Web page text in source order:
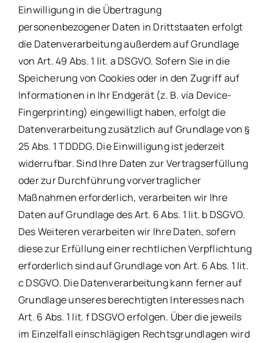
Einwilligung in die Übertragung
personenbezogener Daten in Drittstaaten erfolgt
die Datenverarbeitung außerdem auf Grundlage
von Art. 49 Abs. 1 lit. a DSGVO. Sofern Sie in die
Speicherung von Cookies oder in den Zugriff auf
Informationen in Ihr Endgerät (z. B. via Device-
Fingerprinting) eingewilligt haben, erfolgt die
Datenverarbeitung zusätzlich auf Grundlage von §
25 Abs. 1 TDDDG. Die Einwilligung ist jederzeit
widerrufbar. Sind Ihre Daten zur Vertragserfüllung
oder zur Durchführung vorvertraglicher
Maßnahmen erforderlich, verarbeiten wir Ihre
Daten auf Grundlage des Art. 6 Abs. 1 lit. b DSGVO.
Des Weiteren verarbeiten wir Ihre Daten, sofern
diese zur Erfüllung einer rechtlichen Verpflichtung
erforderlich sind auf Grundlage von Art. 6 Abs. 1 lit.
c DSGVO. Die Datenverarbeitung kann ferner auf
Grundlage unseres berechtigten Interesses nach
Art. 6 Abs. 1 lit. f DSGVO erfolgen. Über die jeweils
im Einzelfall einschlägigen Rechtsgrundlagen wird